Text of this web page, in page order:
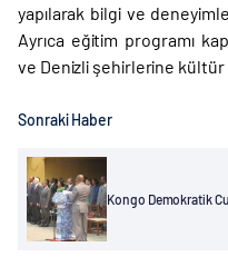
yapılarak bilgi ve
Ayrıca eğitim programı
ve Denizli şehirlerine
Sonraki Haber
Kongo Demokratik